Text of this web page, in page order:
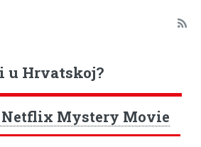
u Hrvatskoj?
Netflix Mystery Movie